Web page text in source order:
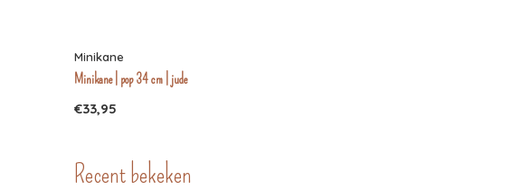
Minikane
Minikane | pop 34 cm | jude
€33,95
Recent bekeken